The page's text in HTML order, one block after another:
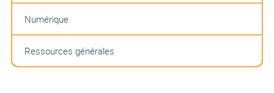
Numérique
Ressources générales